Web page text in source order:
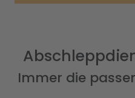
Immer die